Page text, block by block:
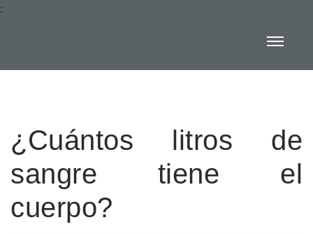
:
¿Cuántos litros de
sangre tiene el
cuerpo?